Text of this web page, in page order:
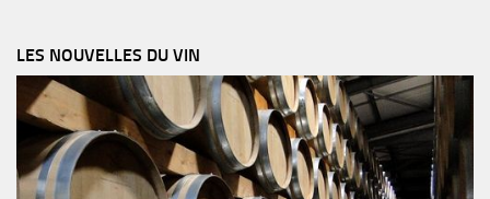
LES NOUVELLES DU VIN